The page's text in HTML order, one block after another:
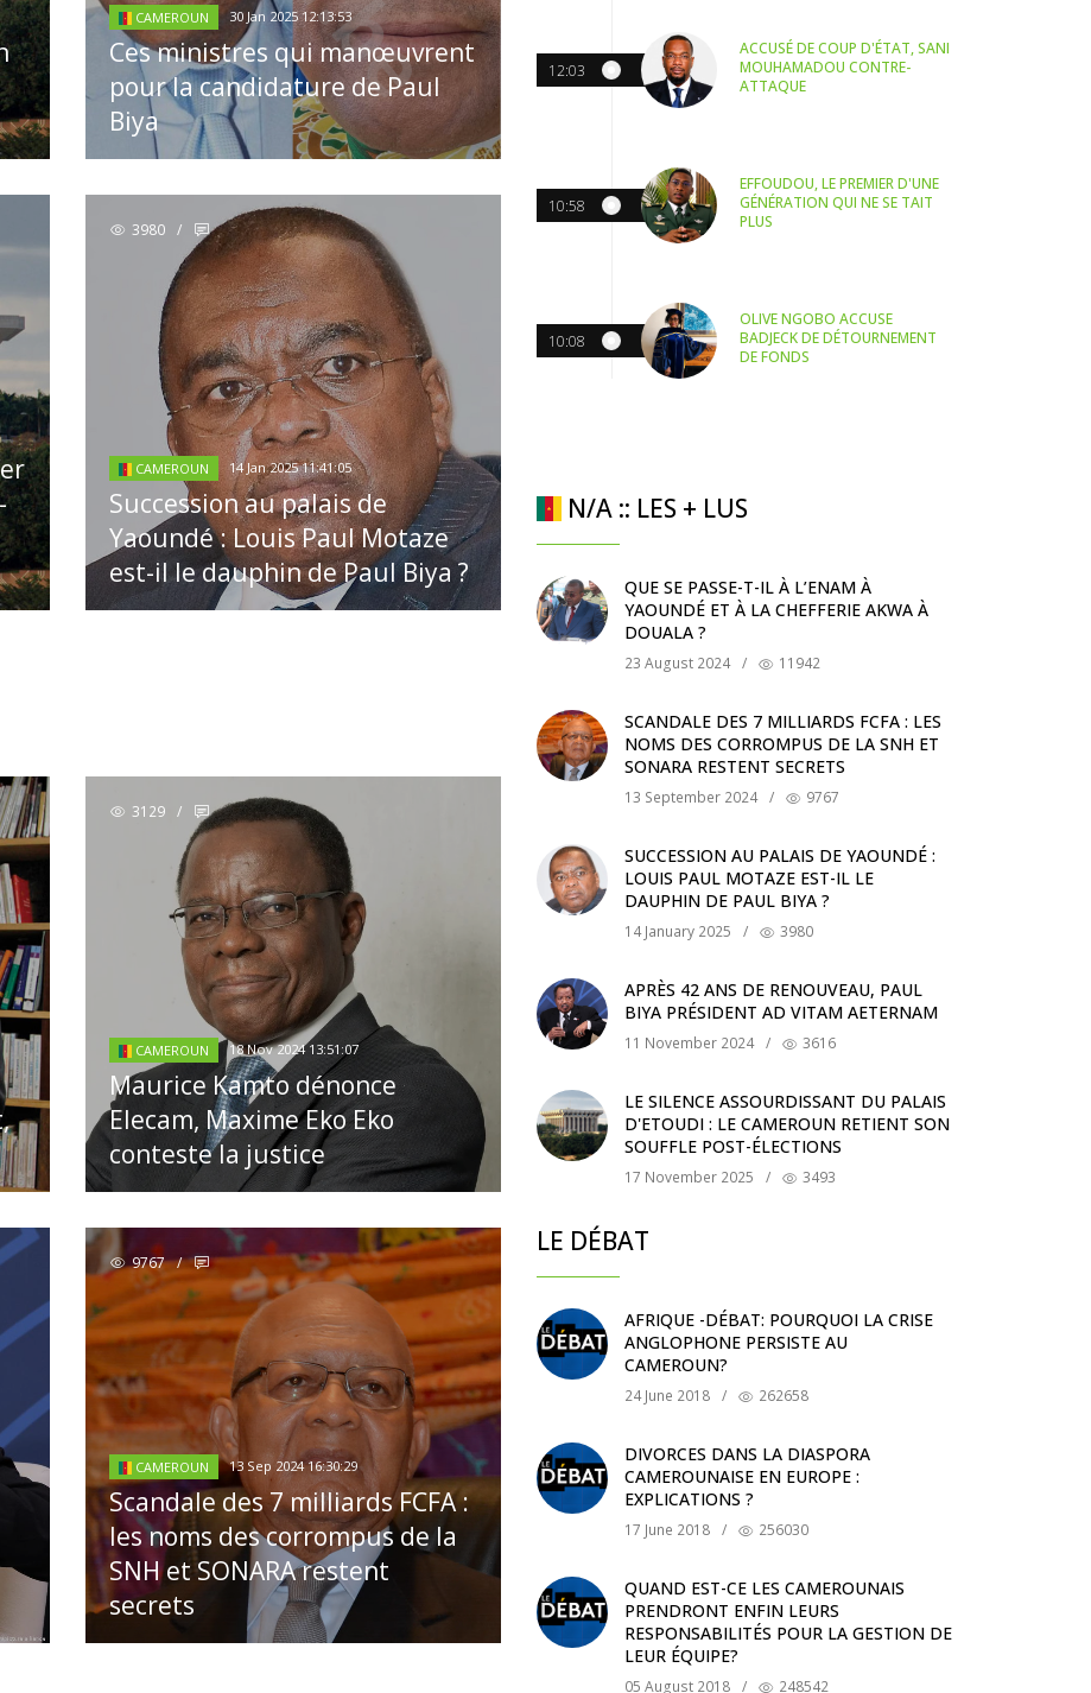
CAMEROUN 30 Jan 2025 12:13:53
Ces ministres qui manœuvrent
pour la candidature de Paul
Biya
3980 /
CAMEROUN 14 Jan 2025 11:41:05
Succession au palais de
Yaoundé : Louis Paul Motaze
est-il le dauphin de Paul Biya ?
3129 /
CAMEROUN 18 Nov 2024 13:51:07
Maurice Kamto dénonce
Elecam, Maxime Eko Eko
conteste la justice
9767 /
CAMEROUN 13 Sep 2024 16:30:29
Scandale des 7 milliards FCFA :
les noms des corrompus de la
SNH et SONARA restent
secrets
12:03
ACCUSÉ DE COUP D'ÉTAT, SANI
MOUHAMADOU CONTRE-
ATTAQUE
10:58
EFFOUDOU, LE PREMIER D'UNE
GÉNÉRATION QUI NE SE TAIT
PLUS
10:08
OLIVE NGOBO ACCUSE
BADJECK DE DÉTOURNEMENT
DE FONDS
N/A :: LES + LUS
QUE SE PASSE-T-IL À L’ENAM À
YAOUNDÉ ET À LA CHEFFERIE AKWA À
DOUALA ?
23 August 2024 / 11942
SCANDALE DES 7 MILLIARDS FCFA : LES
NOMS DES CORROMPUS DE LA SNH ET
SONARA RESTENT SECRETS
13 September 2024 / 9767
SUCCESSION AU PALAIS DE YAOUNDÉ :
LOUIS PAUL MOTAZE EST-IL LE
DAUPHIN DE PAUL BIYA ?
14 January 2025 / 3980
APRÈS 42 ANS DE RENOUVEAU, PAUL
BIYA PRÉSIDENT AD VITAM AETERNAM
11 November 2024 / 3616
LE SILENCE ASSOURDISSANT DU PALAIS
D'ETOUDI : LE CAMEROUN RETIENT SON
SOUFFLE POST-ÉLECTIONS
17 November 2025 / 3493
LE DÉBAT
AFRIQUE -DÉBAT: POURQUOI LA CRISE
ANGLOPHONE PERSISTE AU
CAMEROUN?
24 June 2018 / 262658
DIVORCES DANS LA DIASPORA
CAMEROUNAISE EN EUROPE :
EXPLICATIONS ?
17 June 2018 / 256030
QUAND EST-CE LES CAMEROUNAIS
PRENDRONT ENFIN LEURS
RESPONSABILITÉS POUR LA GESTION DE
LEUR ÉQUIPE?
05 August 2018 / 248542